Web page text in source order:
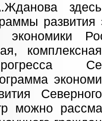
развития
экономики
можно